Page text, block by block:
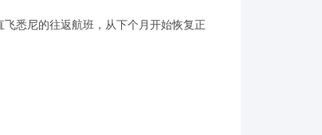
悉尼的往返航班，从下个月开始恢复正